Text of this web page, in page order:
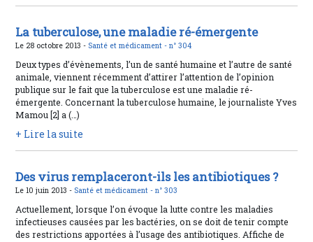
La tuberculose, une maladie ré-émergente
Le 28 octobre 2013 - Santé et médicament -n° 304
Deux types d’évènements, l’un de santé humaine et l’autre de santé
animale, viennent récemment d’attirer l’attention de l’opinion
publique sur le fait que la tuberculose est une maladie ré-
émergente. Concernant la tuberculose humaine, le journaliste Yves
Mamou [2] a (…)
+ Lire la suite
Des virus remplaceront-ils les antibiotiques ?
Le 10 juin 2013 - Santé et médicament -n° 303
Actuellement, lorsque l’on évoque la lutte contre les maladies
infectieuses causées par les bactéries, on se doit de tenir compte
des restrictions apportées à l’usage des antibiotiques. Affiche de